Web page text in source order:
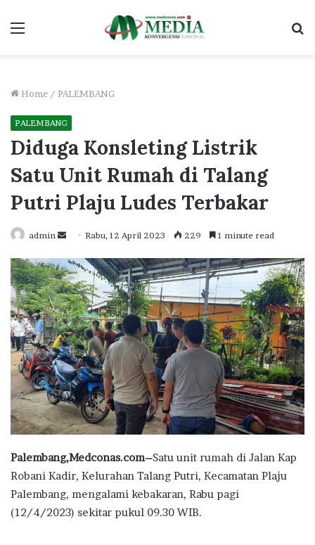
Menu
Home / PALEMBANG
PALEMBANG
Diduga Konsleting Listrik
Satu Unit Rumah di Talang
Putri Plaju Ludes Terbakar
admin
Send
email
Rabu, 12 April 2023 229 1 minute read
Palembang,Medconas.com–Satu unit rumah di Jalan Kap
Robani Kadir, Kelurahan Talang Putri, Kecamatan Plaju
Palembang, mengalami kebakaran, Rabu pagi
(12/4/2023) sekitar pukul 09.30 WIB.